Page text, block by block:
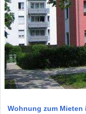
Wohnung zum Mieten